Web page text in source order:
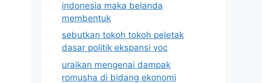
indonesia maka belanda
membentuk
sebutkan tokoh tokoh peletak
dasar politik ekspansi voc
uraikan mengenai dampak
romusha di bidang ekonomi